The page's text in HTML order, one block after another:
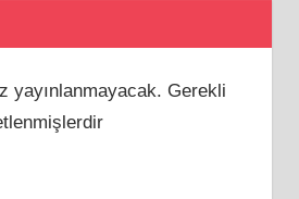
yayınlanmayacak. Gerekli